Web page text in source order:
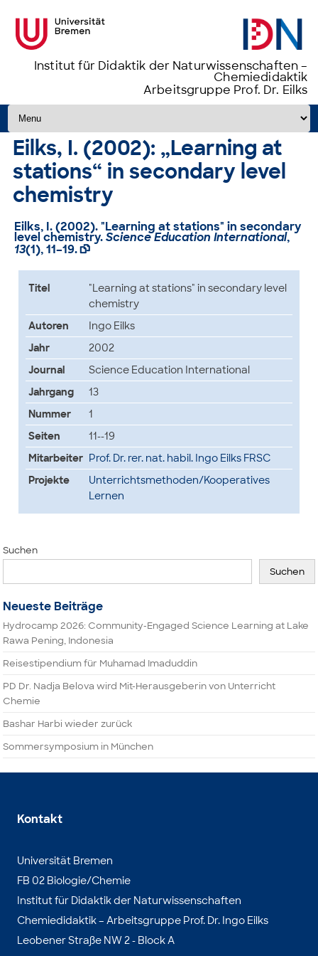
Institut für Didaktik der Naturwissenschaften –
Chemiedidaktik
Arbeitsgruppe Prof. Dr. Eilks
Zum Inhalt springen
Eilks, I. (2002): „Learning at
stations“ in secondary level
chemistry
Eilks, I. (2002). "Learning at stations" in secondary
level chemistry.Science Education International,
13(1), 11–19. 
Titel
"Learning at stations" in secondary level
chemistry
Autoren
Ingo Eilks
Jahr
2002
Journal
Science Education International
Jahrgang
13
Nummer
1
Seiten
11--19
Mitarbeiter Prof. Dr. rer. nat. habil. Ingo Eilks FRSC
Projekte
Unterrichtsmethoden/Kooperatives
Lernen
Suchen
Suchen
Neueste Beiträge
Hydrocamp 2026: Community-Engaged Science Learning at Lake
Rawa Pening, Indonesia
Reisestipendium für Muhamad Imaduddin
PD Dr. Nadja Belova wird Mit-Herausgeberin von Unterricht
Chemie
Bashar Harbi wieder zurück
Sommersymposium in München
Kontakt
Universität Bremen
FB 02 Biologie/Chemie
Institut für Didaktik der Naturwissenschaften
Chemiedidaktik – Arbeitsgruppe Prof. Dr. Ingo Eilks
Leobener Straße NW 2 - Block A